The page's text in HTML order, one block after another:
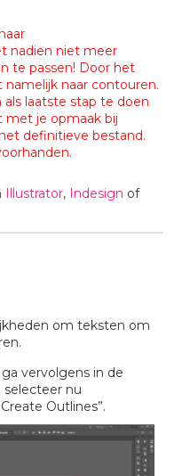
nadien niet meer
te passen! Door het
naar contouren.
als laatste stap te doen
met je opmaak bij
definitieve bestand.
Illustrator, Indesign of
om teksten om
vervolgens in de
selecteer nu
Outlines”.